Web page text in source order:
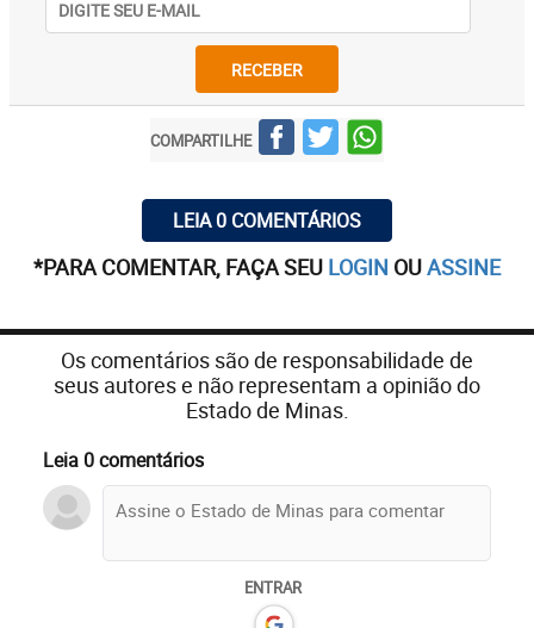
RECEBER
COMPARTILHE
LEIA 0 COMENTÁRIOS
*PARA COMENTAR, FAÇA SEU LOGIN OUASSINE
Os comentários são de responsabilidade de
seus autores e não representam a opinião do
Estado de Minas.
Leia 0 comentários
ENTRAR